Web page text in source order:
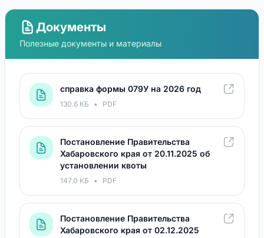
Документы
Полезные документы и материалы
справка формы 079У на 2026 год
130.6 КБ • PDF
Постановление Правительства
Хабаровского края от 20.11.2025 об
установлении квоты
147.0 КБ • PDF
Постановление Правительства
Хабаровского края от 02.12.2025